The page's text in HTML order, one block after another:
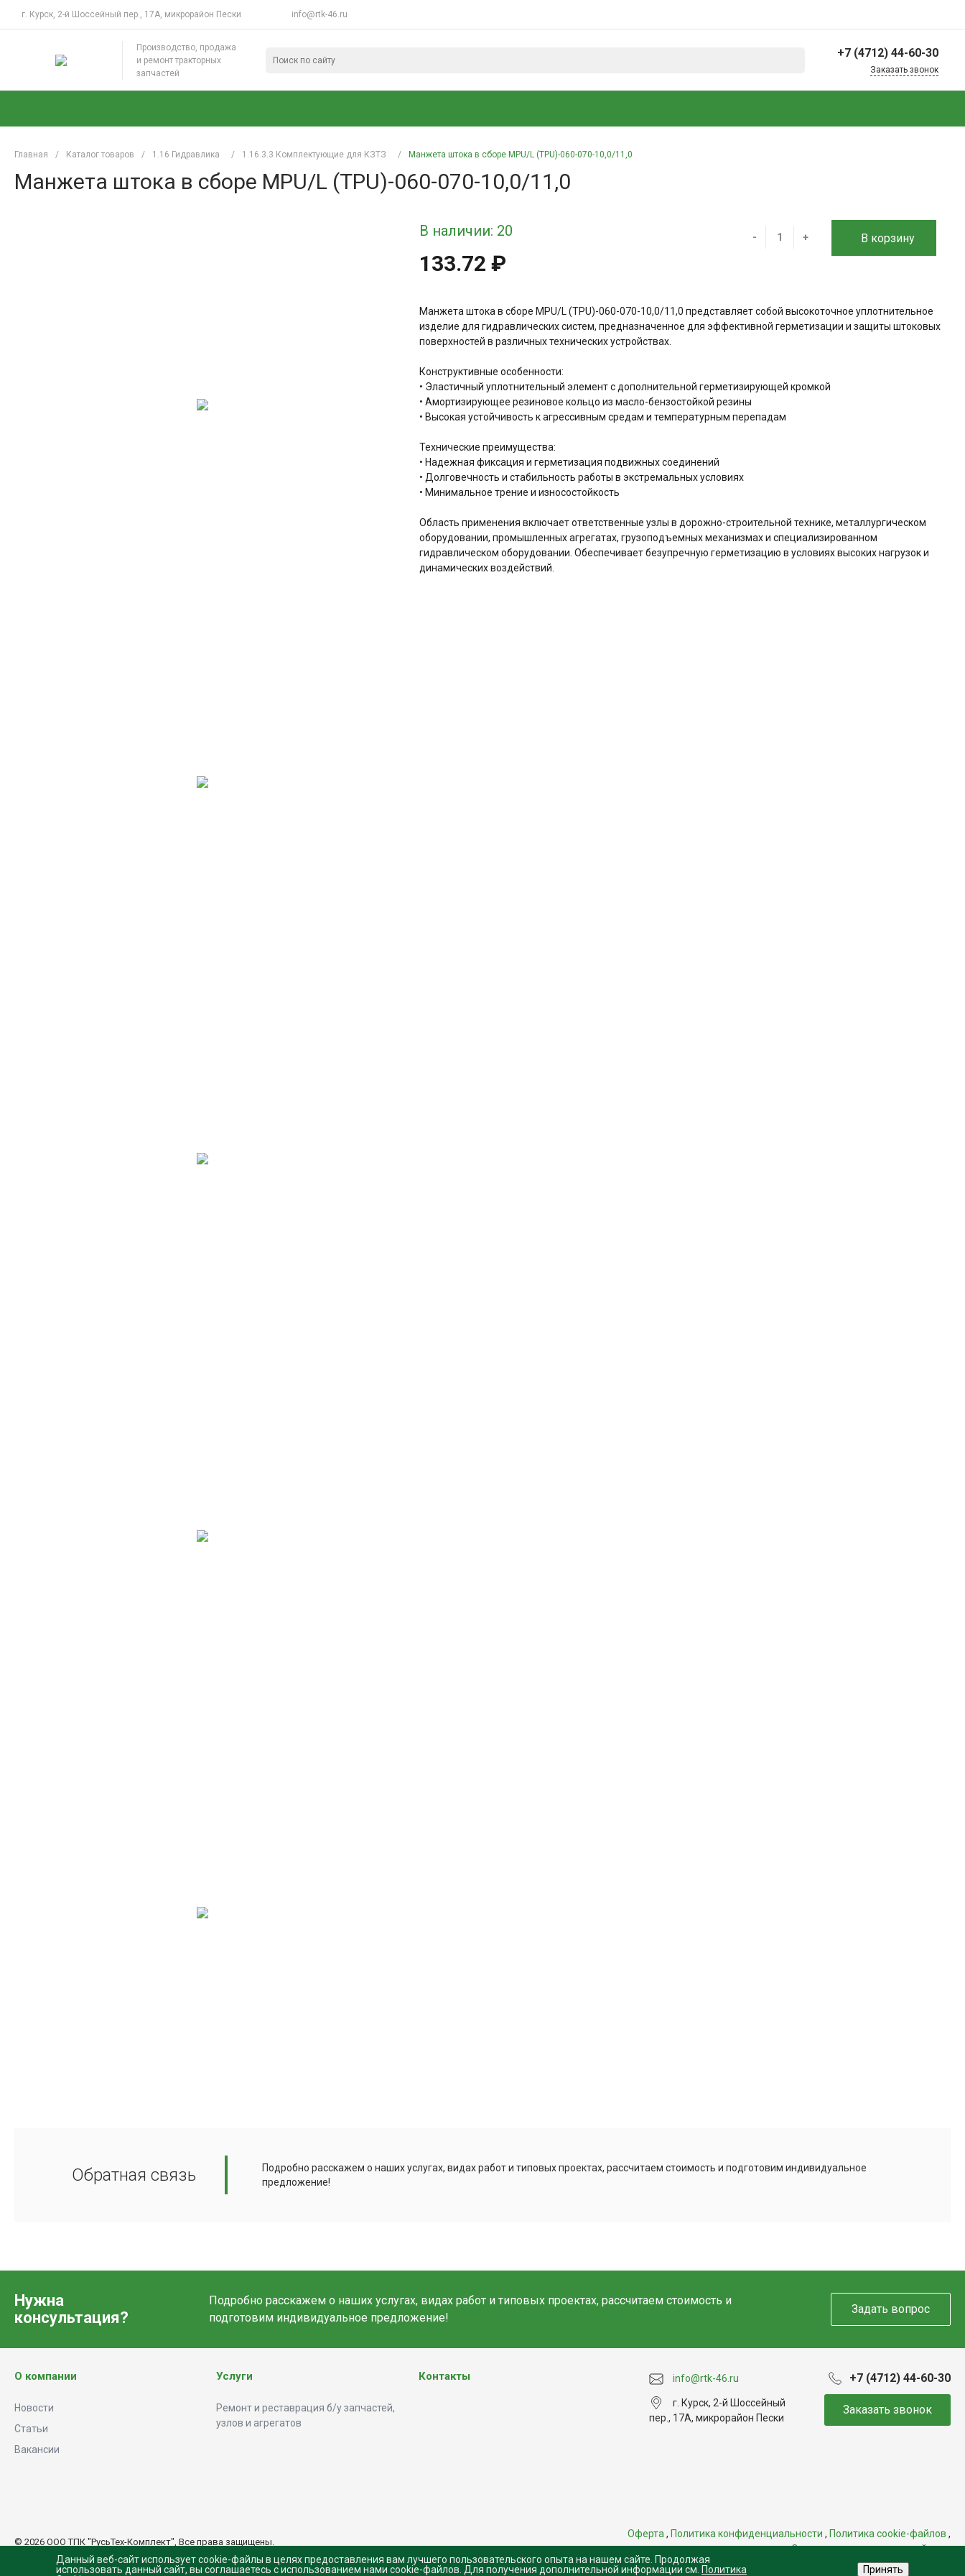
г. Курск, 2-й Шоссейный пер., 17А, микрорайон Пески info@rtk-46.ru
Производство, продажа
и ремонт тракторных
запчастей
+7 (4712) 44-60-30
пер., 17А, микрорайон
Заказать звонок
Главная / Каталог товаров / 1.16 Гидравлика / 1.16.3.3 Комплектующие для КЗТЗ / Манжета штока в сборе MPU/L (TPU)-060-070-10,0/11,0
Манжета штока в сборе MPU/L (TPU)-060-070-10,0/11,0
В наличии: 20
133.72 ₽
- + В корзину
Манжета штока в сборе MPU/L (TPU)-060-070-10,0/11,0 представляет собой высокоточное уплотнительное
изделие для гидравлических систем, предназначенное для эффективной герметизации и защиты штоковых
поверхностей в различных технических устройствах.
Конструктивные особенности:
• Эластичный уплотнительный элемент с дополнительной герметизирующей кромкой
• Амортизирующее резиновое кольцо из масло-бензостойкой резины
• Высокая устойчивость к агрессивным средам и температурным перепадам
Технические преимущества:
• Надежная фиксация и герметизация подвижных соединений
• Долговечность и стабильность работы в экстремальных условиях
• Минимальное трение и износостойкость
Область применения включает ответственные узлы в дорожно-строительной технике, металлургическом
оборудовании, промышленных агрегатах, грузоподъемных механизмах и специализированном
гидравлическом оборудовании. Обеспечивает безупречную герметизацию в условиях высоких нагрузок и
динамических воздействий.
Обратная связь
Подробно расскажем о наших услугах, видах работ и типовых проектах, рассчитаем стоимость и подготовим индивидуальное
предложение!
Нужна
консультация?
Подробно расскажем о наших услугах, видах работ и типовых проектах, рассчитаем стоимость и
подготовим индивидуальное предложение!
Задать вопрос
О компании
Новости
Статьи
Вакансии
Услуги
Ремонт и реставрация б/у запчастей,
узлов и агрегатов
Контакты info@rtk-46.ru +7 (4712) 44-60-30
г. Курск, 2-й Шоссейный
пер., 17А, микрорайон Пески
Заказать звонок
© 2026 ООО ТПК "РусьТех-Комплект", Все права защищены.
Оферта, Политика конфиденциальности , Политика cookie-файлов ,
Свидетельство на товарный знак
Данный веб-сайт использует cookie-файлы в целях предоставления вам лучшего пользовательского опыта на нашем сайте. Продолжая
использовать данный сайт, вы соглашаетесь с использованием нами cookie-файлов. Для получения дополнительной информации см. Политика
Принять